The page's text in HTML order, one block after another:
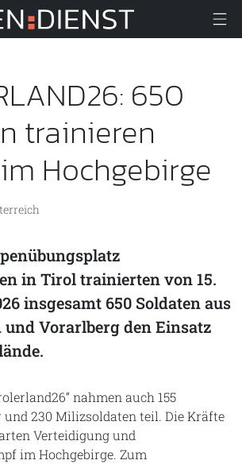
Truppendienst
650
trainieren
Hochgebirge
in Tirol trainierten von 15.
insgesamt 650 Soldaten aus
Vorarlberg den Einsatz
nahmen auch 155
230 Milizsoldaten teil. Die Kräfte
Verteidigung und
im Hochgebirge. Zum